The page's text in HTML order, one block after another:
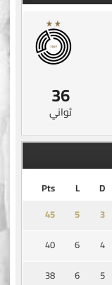
36
ثواني
D
L
Pts
3
5
45
4
6
40
5
6
38